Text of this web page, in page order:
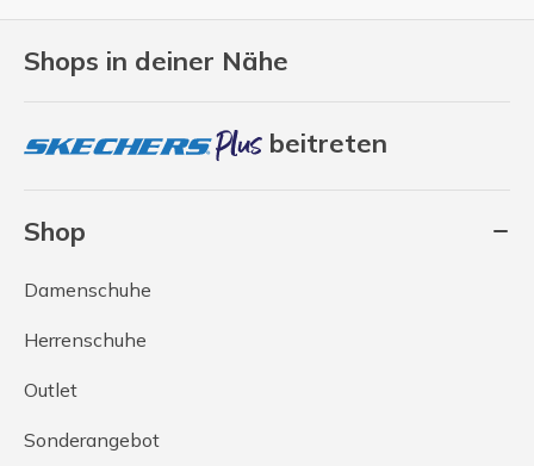
Shops in deiner Nähe
beitreten
Shop
Damenschuhe
Herrenschuhe
Outlet
Sonderangebot